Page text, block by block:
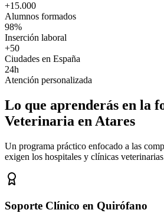
+15.000
Alumnos formados
98%
Inserción laboral
+50
Ciudades en España
24h
Atención personalizada
Lo que aprenderás en la
Veterinaria en Atares
Un programa práctico enfocado a las
exigen los hospitales y clínicas
Soporte Clínico en Quirófano